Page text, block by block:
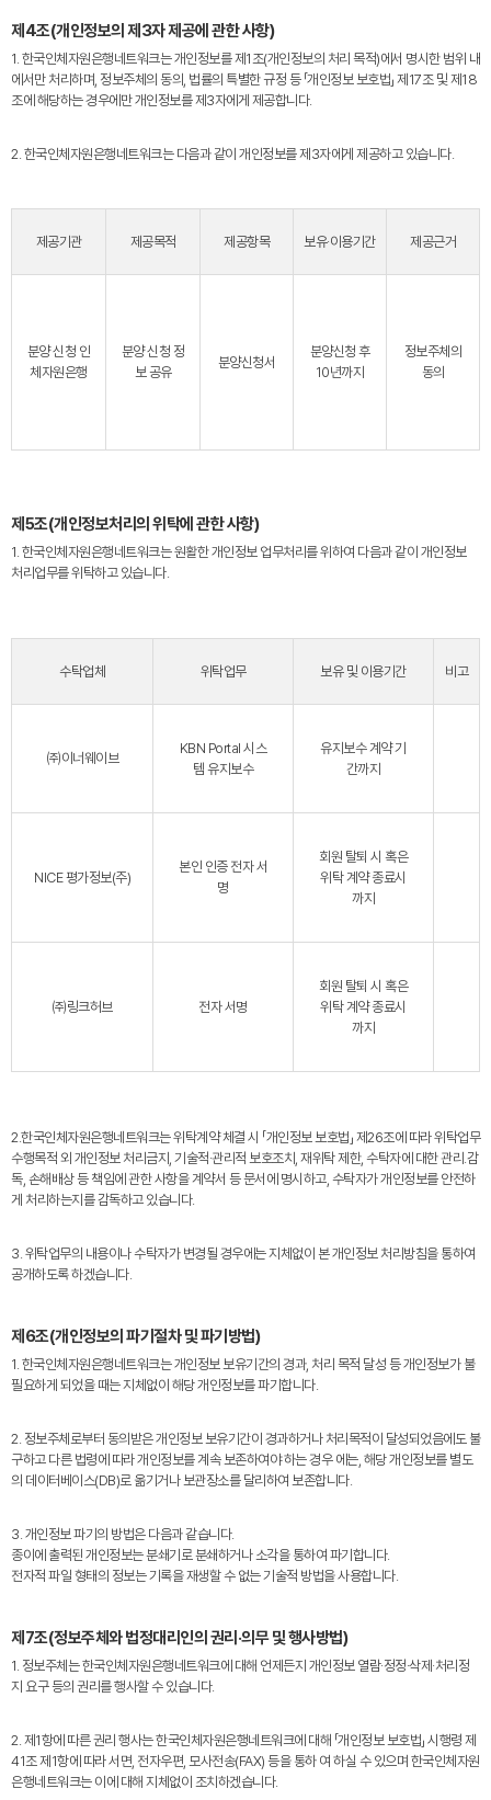
제4조(개인정보의 제3자 제공에 관한 사항)
1. 한국인체자원은행네트워크는 개인정보를 제1조(개인정보의 처리 목적)에서 명시한 범위 내
에서만 처리하며, 정보주체의 동의, 법률의 특별한 규정 등 「개인정보 보호법」 제17조 및 제18
조에 해당하는 경우에만 개인정보를 제3자에게 제공합니다.
2. 한국인체자원은행네트워크는 다음과 같이 개인정보를 제3자에게 제공하고 있습니다.
제공기관 제공목적 제공항목 보유·이용기간 제공근거
분양 신청 인
체자원은행
분양 신청 정
보 공유
분양신청서
분양신청 후
10년까지
정보주체의
동의
제5조(개인정보처리의 위탁에 관한 사항)
1. 한국인체자원은행네트워크는 원활한 개인정보 업무처리를 위하여 다음과 같이 개인정보
처리업무를 위탁하고 있습니다.
수탁업체 위탁업무 보유 및 이용기간 비고
㈜이너웨이브
KBN Portal 시스
템 유지보수
유지보수 계약 기
간까지
NICE 평가정보(주)
본인 인증 전자 서
명
회원 탈퇴 시 혹은
위탁 계약 종료시
까지
㈜링크허브 전자 서명
회원 탈퇴 시 혹은
위탁 계약 종료시
까지
2.한국인체자원은행네트워크는 위탁계약 체결 시 「개인정보 보호법」 제26조에 따라 위탁업무
수행목적 외 개인정보 처리금지, 기술적·관리적 보호조치, 재위탁 제한, 수탁자에 대한 관리․감
독, 손해배상 등 책임에 관한 사항을 계약서 등 문서에 명시하고, 수탁자가 개인정보를 안전하
게 처리하는지를 감독하고 있습니다.
3. 위탁업무의 내용이나 수탁자가 변경될 경우에는 지체없이 본 개인정보 처리방침을 통하여
공개하도록 하겠습니다.
제6조(개인정보의 파기절차 및 파기방법)
1. 한국인체자원은행네트워크는 개인정보 보유기간의 경과, 처리 목적 달성 등 개인정보가 불
필요하게 되었을 때는 지체없이 해당 개인정보를 파기합니다.
2. 정보주체로부터 동의받은 개인정보 보유기간이 경과하거나 처리목적이 달성되었음에도 불
구하고 다른 법령에 따라 개인정보를 계속 보존하여야 하는 경우 에는, 해당 개인정보를 별도
의 데이터베이스(DB)로 옮기거나 보관장소를 달리하여 보존합니다.
3. 개인정보 파기의 방법은 다음과 같습니다.
종이에 출력된 개인정보는 분쇄기로 분쇄하거나 소각을 통하여 파기합니다.
전자적 파일 형태의 정보는 기록을 재생할 수 없는 기술적 방법을 사용합니다.
제7조(정보주체와 법정대리인의 권리·의무 및 행사방법)
1. 정보주체는 한국인체자원은행네트워크에 대해 언제든지 개인정보 열람·정정·삭제·처리정
지 요구 등의 권리를 행사할 수 있습니다.
2. 제1항에 따른 권리 행사는 한국인체자원은행네트워크에 대해 「개인정보 보호법」 시행령 제
41조 제1항에 따라 서면, 전자우편, 모사전송(FAX) 등을 통하 여 하실 수 있으며 한국인체자원
은행네트워크는 이에 대해 지체없이 조치하겠습니다.